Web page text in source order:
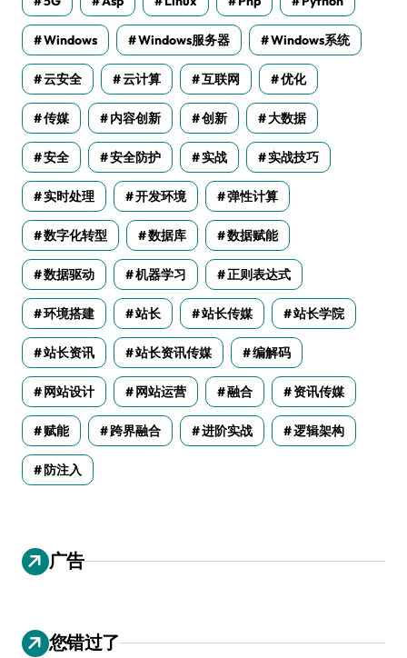
Windows Windows服务器 Windows系统
云安全 云计算 互联网 优化
传媒 内容创新 创新 大数据
安全 安全防护 实战 实战技巧
实时处理 开发环境 弹性计算
数字化转型 数据库 数据赋能
数据驱动 机器学习 正则表达式
环境搭建 站长 站长传媒 站长学院
站长资讯 站长资讯传媒 编解码
网站设计 网站运营 融合 资讯传媒
赋能 跨界融合 进阶实战 逻辑架构
防注入
广告
您错过了